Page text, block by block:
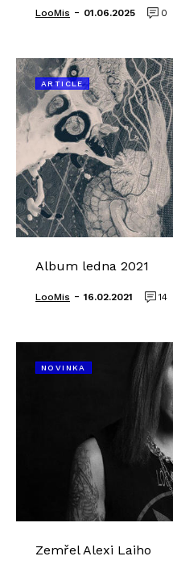
LooMis - 01.06.2025 0
ARTICLE
Album ledna 2021
LooMis - 16.02.2021 14
NOVINKA
Zemřel Alexi Laiho